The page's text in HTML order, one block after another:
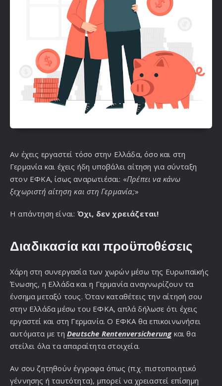
Αν έχεις εργαστεί τόσο στην Ελλάδα, όσο και στη
Γερμανία και έχεις ήδη υποβάλει αίτηση για σύνταξη
στον ΕΦΚΑ, ίσως αναρωτιέσαι: «Πρέπει να κάνω
ξεχωριστή αίτηση και στη Γερμανία;»
Η απάντηση είναι: Όχι, δεν χρειάζεται!
Διαδικασία και προϋποθέσεις
Χάρη στη συνεργασία των χωρών μέσω της Ευρωπαϊκής
Ένωσης, η Ελλάδα και η Γερμανία αναγνωρίζουν τα
ένσημα μεταξύ τους. Όταν καταθέτεις την αίτησή σου
στην Ελλάδα μέσω του ΕΦΚΑ, απλά δήλωσε ότι έχεις
εργαστεί και στη Γερμανία. Ο ΕΦΚΑ θα επικοινωνήσει
αυτόματα με τη Deutsche Rentenversicherungκαι θα
στείλει όλα τα απαραίτητα στοιχεία.
Αν σου ζητηθούν έγγραφα όπως (π.χ. πιστοποιητικό
γέννησης ή ταυτότητα), μπορεί να χρειαστεί επίσημη